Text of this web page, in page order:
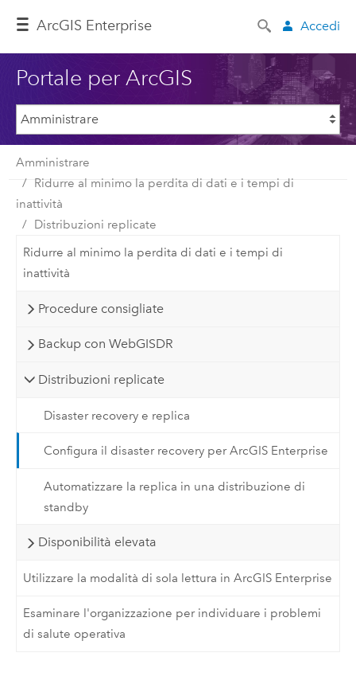
ArcGIS Enterprise Accedi
Portale per ArcGIS
Amministrare
Ridurre al minimo la perdita di dati e i tempi di
inattività
Distribuzioni replicate
Ridurre al minimo la perdita di dati e i tempi di
inattività
Procedure consigliate
Backup con WebGISDR
Distribuzioni replicate
Disaster recovery e replica
Configura il disaster recovery per ArcGIS Enterprise
Automatizzare la replica in una distribuzione di
standby
Disponibilità elevata
Utilizzare la modalità di sola lettura in ArcGIS Enterprise
Esaminare l'organizzazione per individuare i problemi
di salute operativa